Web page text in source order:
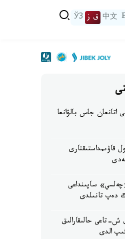
中文 ق ز ЎЗ
اتانعان جاس بالۋانعا
قاۋىمداستىقتارى
ساپىنداعى
دەپ تانىلدى
ش-تاعى حالىقارالىق